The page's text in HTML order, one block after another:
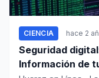
CIENCIA hace 2
Seguridad
Información de